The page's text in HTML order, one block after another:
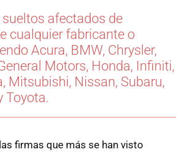
afectados de
cualquier fabricante o
Acura, BMW, Chrysler,
Motors, Honda, Infiniti,
Mitsubishi, Nissan, Subaru,
Toyota.
firmas que más se han visto